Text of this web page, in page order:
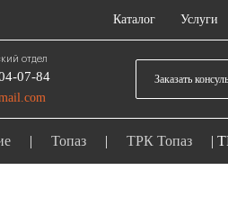
Каталог Услуги
отдел
07-84 Заказать
| Топаз | ТРК Топаз |